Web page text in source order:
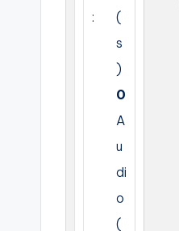
:
(
s
)
0
A
u
di
o
(